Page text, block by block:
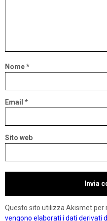
Nome*
Email *
Sito web
Questo sito utilizza Akismet per
vengono elaborati i dati derivati